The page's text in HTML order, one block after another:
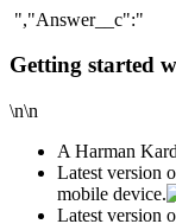
","Answer__c":"
Getting started
\n\n
A Harman
Latest version
mobile device.
Latest version